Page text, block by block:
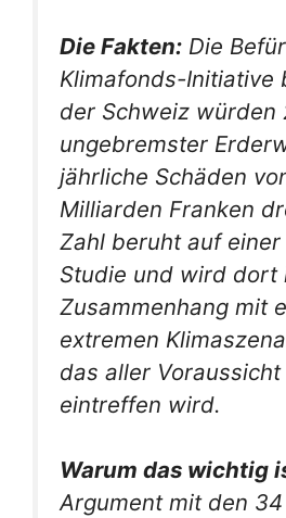
Die Fakten: Die
Klimafonds-Initiative
der Schweiz würden
ungebremster
jährliche Schäden
Milliarden Franken
Zahl beruht auf einer
Studie und wird dort
Zusammenhang mit
extremen
das aller Voraussicht
eintreffen wird.
Warum das wichtig
Argument mit den